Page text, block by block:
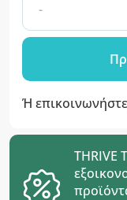
-
Ή
THRIVE